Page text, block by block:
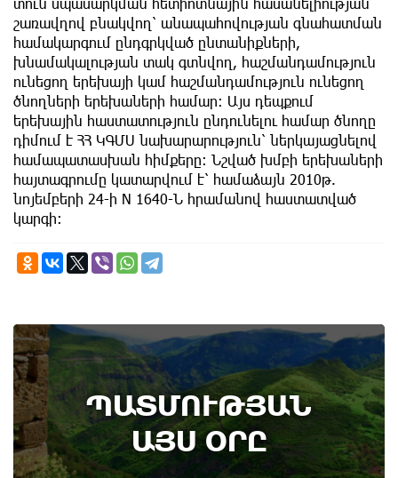
շառավղով բնակվող՝ անապահովության գնահատման
համակարգում ընդգրկված ընտանիքների,
խնամակալության տակ գտնվող, հաշմանդամություն
ունեցող երեխայի կամ հաշմանդամություն ունեցող
ծնողների երեխաների համար: Այս դեպքում
երեխային հաստատություն ընդունելու համար ծնողը
դիմում է ՀՀ ԿԳՄՍ նախարարություն՝ ներկայացնելով
համապատասխան հիմքերը: Նշված խմբի երեխաների
հայտագրումը կատարվում է՝ համաձայն 2010թ.
նոյեմբերի 24-ի N 1640-Ն հրամանով հաստատված
կարգի:
ՊԱՏՄՈՒԹՅԱՆ
ԱՅՍ ՕՐԸ
9th of August
Տեղի է ունեցել Գառնիի ճակատամարտը.
պատմության այս օրը (8 օգոստոս)